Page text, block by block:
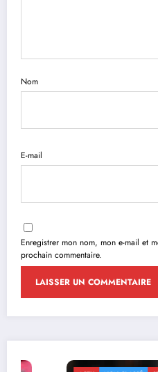
Nom
E-mail
Enregistrer mon nom, mon e-mail et
prochain commentaire.